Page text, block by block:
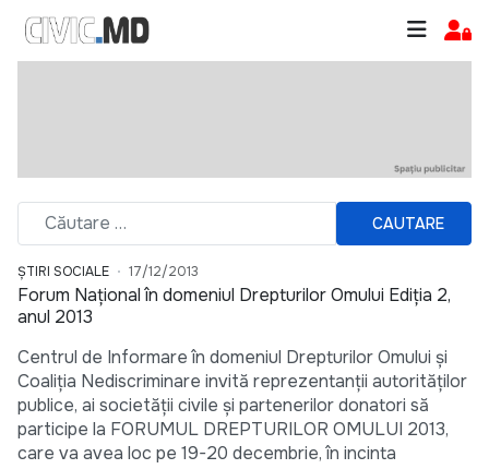
CAUTARE
ȘTIRI SOCIALE 17/12/2013
Forum Naţional în domeniul Drepturilor Omului Ediţia 2,
anul 2013
Centrul de Informare în domeniul Drepturilor Omului şi
Coaliţia Nediscriminare invită reprezentanţii autorităţilor
publice, ai societăţii civile şi partenerilor donatori să
participe la FORUMUL DREPTURILOR OMULUI 2013,
care va avea loc pe 19-20 decembrie, în incinta